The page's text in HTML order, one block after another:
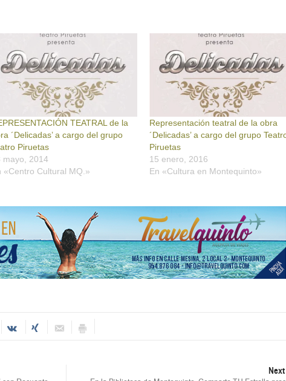
TEATRAL de la
´Delicadas’ a cargo del grupo
Piruetas
mayo, 2014
«Centro Cultural MQ.»
Representación teatral de la obra
´Delicadas’ a cargo del grupo
Piruetas
15 enero, 2016
En «Cultura en Montequinto»
Next